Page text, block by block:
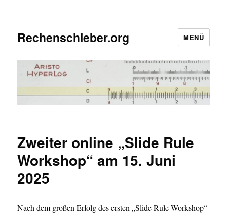
Rechenschieber.org MENÜ
Zweiter online „Slide Rule
Workshop“ am 15. Juni
2025
Nach dem großen Erfolg des ersten „Slide Rule Workshop“